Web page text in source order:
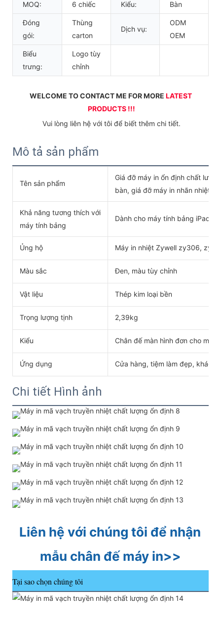
MOQ: 6 chiếc Kiểu: Bàn
Đóng
gói:
Thùng
carton
Dịch vụ:
ODM
OEM
Biểu
trưng:
Logo tùy
chỉnh
WELCOME TO CONTACT ME FOR MORE LATEST
PRODUCTS !!!
Vui lòng liên hệ với tôi để biết thêm chi tiết.
Mô tả sản phẩm
Tên sản phẩm
Giá đỡ máy in ổn định chất
bàn, giá đỡ máy in nhãn nhiệt
Khả năng tương thích với
máy tính bảng
Dành cho máy tính bảng iPad
Ủng hộ Máy in nhiệt Zywell zy306,
Màu sắc Đen, màu tùy chỉnh
Vật liệu Thép kim loại bền
Trọng lượng tịnh 2,39kg
Kiểu Chân đế màn hình đơn cho
Ứng dụng Cửa hàng, tiệm làm đẹp, khách
Chi tiết Hình ảnh
Liên hệ với chúng tôi để nhận
mẫu chân đế máy in>>
Tại sao chọn chúng tôi